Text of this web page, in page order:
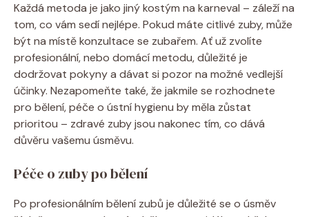
Každá metoda je jako jiný kostým na karneval – záleží na
tom, co vám sedí nejlépe. Pokud máte citlivé zuby, může
být na místě konzultace se zubařem. Ať už zvolíte
profesionální, nebo domácí metodu, důležité je
dodržovat pokyny a dávat si pozor na možné vedlejší
účinky. Nezapomeňte také, že jakmile se rozhodnete
pro bělení, péče o ústní hygienu by měla zůstat
prioritou – zdravé zuby jsou nakonec tím, co dává
důvěru vašemu úsměvu.
Péče o zuby po bělení
Po profesionálním bělení zubů je důležité se o úsměv